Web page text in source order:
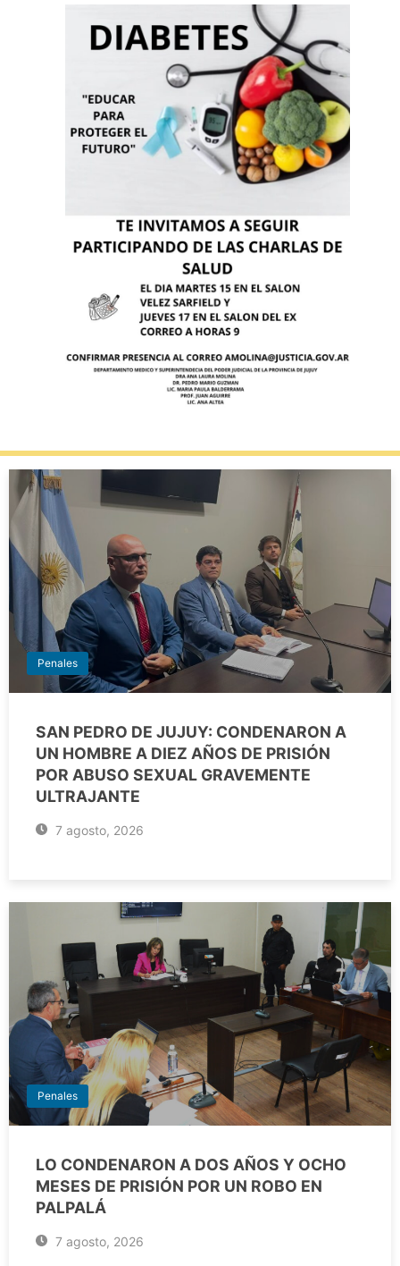
Penales
SAN PEDRO DE JUJUY: CONDENARON A
UN HOMBRE A DIEZ AÑOS DE PRISIÓN
POR ABUSO SEXUAL GRAVEMENTE
ULTRAJANTE
7 agosto, 2026
Penales
LO CONDENARON A DOS AÑOS Y OCHO
MESES DE PRISIÓN POR UN ROBO EN
PALPALÁ
7 agosto, 2026